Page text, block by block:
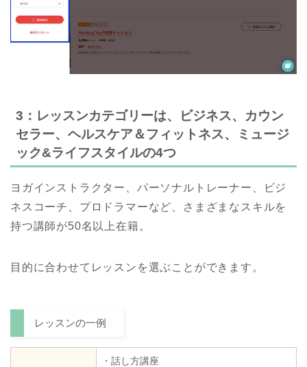
3：レッスンカテゴリーは、ビジネス、カウン
セラー、ヘルスケア＆フィットネス、ミュージ
ック&ライフスタイルの4つ
ヨガインストラクター、パーソナルトレーナー、ビジ
ネスコーチ、プロドラマーなど、さまざまなスキルを
持つ講師が50名以上在籍。
目的に合わせてレッスンを選ぶことができます。
レッスンの一例
・話し方講座